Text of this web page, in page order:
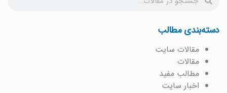
دسته‌بندی مطالب
مقالات سایت
مقالات
مطالب مفید
اخبار سایت